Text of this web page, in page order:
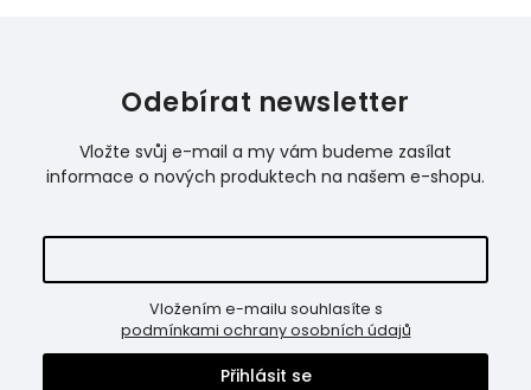
Odebírat newsletter
Vložte svůj e-mail a my vám budeme zasílat
informace o nových produktech na našem e-shopu.
podmínkami ochrany osobních údajů
Přihlásit se